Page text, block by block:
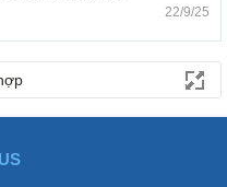
22/9/25